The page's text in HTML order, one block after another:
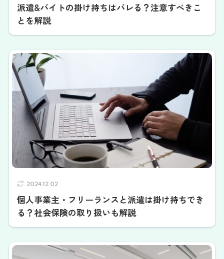
派遣&バイトの掛け持ちはバレる？注意すべきこ
とを解説
2024.12.02
個人事業主・フリーランスと派遣は掛け持ちでき
る？社会保険の取り扱いも解説